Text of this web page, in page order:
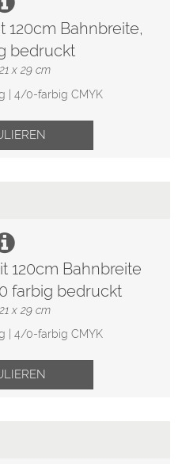
120cm Bahnbreite,
bedruckt
x 29 cm
| 4/0-farbig CMYK
120cm Bahnbreite
farbig bedruckt
x 29 cm
| 4/0-farbig CMYK